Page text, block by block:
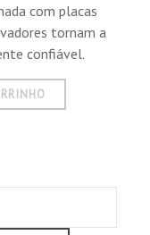
com placas
tornam a
confiável.